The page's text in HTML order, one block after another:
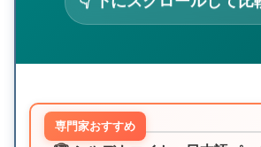
専門家おすすめ